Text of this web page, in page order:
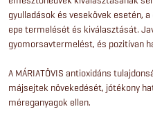
gyulladások és vesekövek esetén,
epe termelését és kiválasztását.
gyomorsavtermelést, és pozitívan
A MÁRIATÖVIS antioxidáns
májsejtek növekedését, jótékony
méreganyagok ellen.